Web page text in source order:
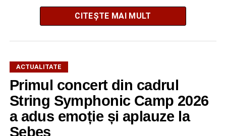
După două ediții organizate în Parcul Arini, competiția se
mută într-un nou decor, oferind participanților ocazia de a
concura într-un cadru natural deosebit. Evenimentul este
destinat copiilor și adolescenților cu vârste cuprinse între
5 și 18 ani, iar participarea este gratuită.
CITEȘTE MAI MULT
ACTUALITATE
Primul concert din cadrul
String Symphonic Camp 2026
a adus emoție și aplauze la
Sebeș